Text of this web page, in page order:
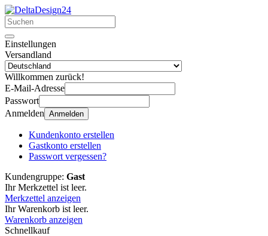
Einstellungen
Versandland
Willkommen zurück!
E-Mail-Adresse
Passwort
Anmelden Anmelden
Kundenkonto erstellen
Gastkonto erstellen
Passwort vergessen?
Kundengruppe: Gast
Ihr Merkzettel ist leer.
Merkzettel anzeigen
Ihr Warenkorb ist leer.
Warenkorb anzeigen
Schnellkauf